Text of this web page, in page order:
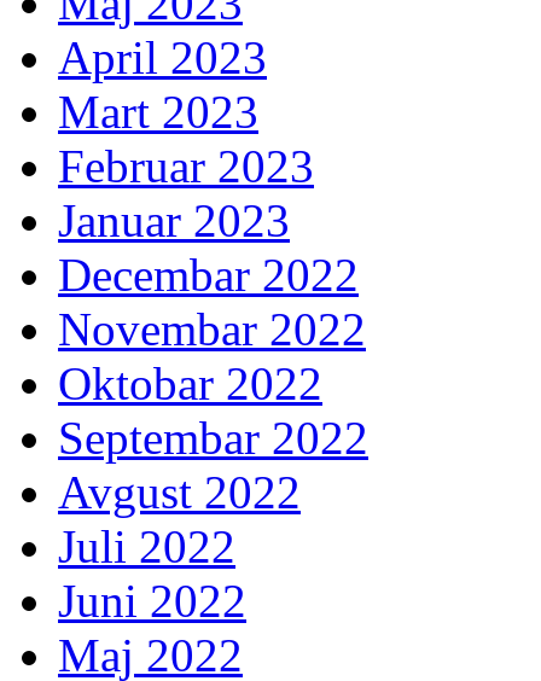
April 2023
Mart 2023
Februar 2023
Januar 2023
Decembar 2022
Novembar 2022
Oktobar 2022
Septembar 2022
Avgust 2022
Juli 2022
Juni 2022
Maj 2022